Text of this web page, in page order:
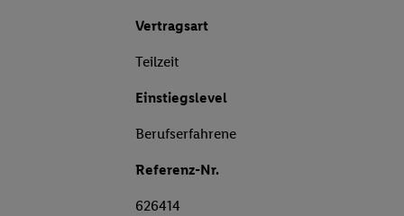
Vertragsart
Teilzeit
Einstiegslevel
Berufserfahrene
Referenz-Nr.
626414